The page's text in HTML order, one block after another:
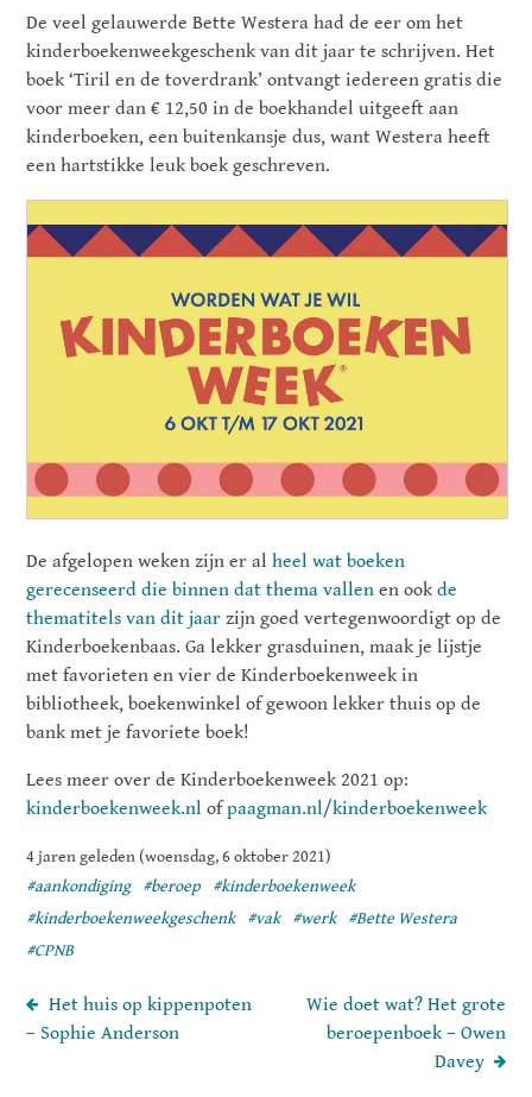
De veel gelauwerde Bette Westera had de eer om het
kinderboekenweekgeschenk van dit jaar te schrijven. Het
boek ‘Tiril en de toverdrank’ ontvangt iedereen gratis die
voor meer dan € 12,50 in de boekhandel uitgeeft aan
kinderboeken, een buitenkansje dus, want Westera heeft
een hartstikke leuk boek geschreven.
De afgelopen weken zijn er alheel wat boeken
gerecenseerd die binnen dat thema vallen en ookde
thematitels van dit jaar zijn goed vertegenwoordigt op de
Kinderboekenbaas. Ga lekker grasduinen, maak je lijstje
met favorieten en vier de Kinderboekenweek in
bibliotheek, boekenwinkel of gewoon lekker thuis op de
bank met je favoriete boek!
Lees meer over de Kinderboekenweek 2021 op:
kinderboekenweek.nl ofpaagman.nl/kinderboekenweek
4 jaren geleden (woensdag, 6 oktober 2021)
#aankondiging
#beroep
#kinderboekenweek
#kinderboekenweekgeschenk
#vak #werk
#Bette Westera
#CPNB
Het huis op kippenpoten
– Sophie Anderson
Wie doet wat? Het grote
beroepenboek – Owen
Davey